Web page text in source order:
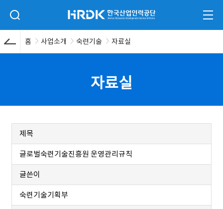
검색 입력폼 열기 HRDK 한국산업인력공단 전체
홈 사업소개 숙련기술 자료실
자료실
제목
글로벌숙련기술진흥원 운영관리규칙
글쓴이
숙련기술기획부